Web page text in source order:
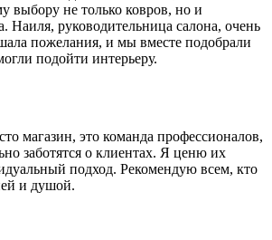
выбору не только ковров, но и
Наиля, руководительница салона, очень
пожелания, и мы вместе подобрали
подойти интерьеру.
магазин, это команда профессионалов,
заботятся о клиентах. Я ценю их
подход. Рекомендую всем, кто
и душой.